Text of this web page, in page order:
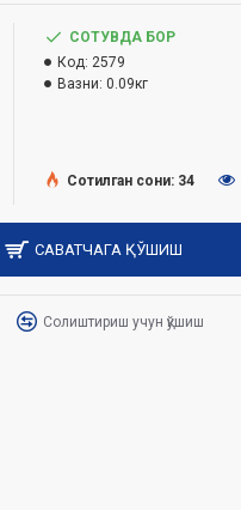
СОТУВДА БОР
Код: 2579
Вазни: 0.09кг
Сотилган сони: 34
САВАТЧАГА ҚЎШИШ
Солиштириш учун қўшиш